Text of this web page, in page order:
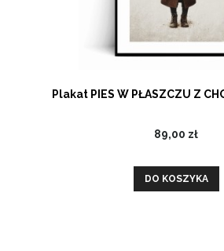
Plakat PIES W PŁASZCZU Z
89,00 zł
DO KOSZYKA